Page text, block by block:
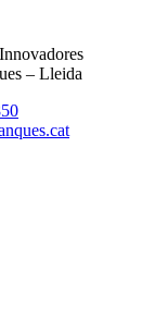
– Lleida